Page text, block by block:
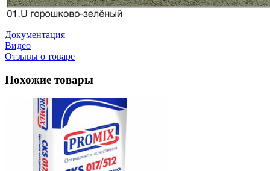
Документация
Видео
Отзывы о товаре
Похожие товары